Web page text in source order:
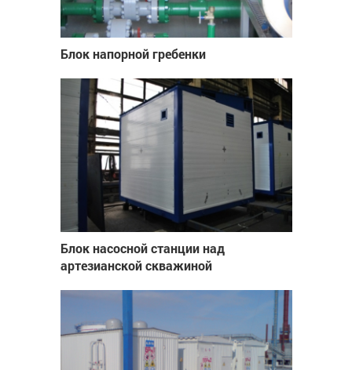
Блок напорной гребенки
Блок насосной станции над
артезианской скважиной